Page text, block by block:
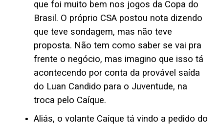
que foi muito bem nos jogos da Copa do
Brasil. O próprio CSA postou nota dizendo
que teve sondagem, mas não teve
proposta. Não tem como saber se vai pra
frente o negócio, mas imagino que isso tá
acontecendo por conta da provável saída
do Luan Candido para o Juventude, na
troca pelo Caíque.
Aliás, o volante Caíque tá vindo a pedido do